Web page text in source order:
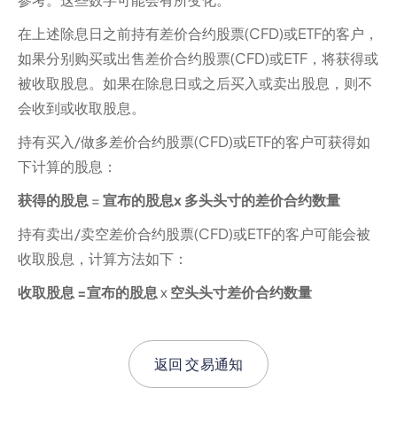
在上述除息日之前持有差价合约股票(CFD)或ETF的客户，
如果分别购买或出售差价合约股票(CFD)或ETF，将获得或
被收取股息。如果在除息日或之后买入或卖出股息，则不
会收到或收取股息。‍
持有买入/做多差价合约股票(CFD)或ETF的客户可获得如
下计算的股息：
获得的股息=宣布的股息x 多头头寸的差价合约数量
持有卖出/卖空差价合约股票(CFD)或ETF的客户可能会被
收取股息，计算方法如下：
收取股息 =宣布的股息x空头头寸差价合约数量
返回交易通知